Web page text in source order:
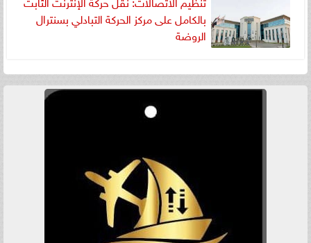
بالكامل على مركز الحركة التبادلي بسنترال
الروضة